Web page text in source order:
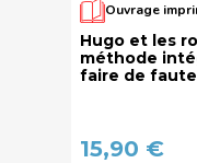
Ouvrage
Hugo et les
méthode
faire de
15,90 €